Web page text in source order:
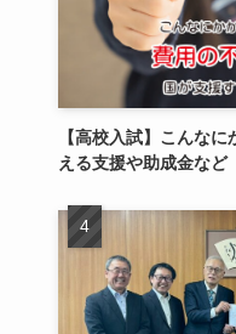
【高校入試】こんな
える支援や助成金など